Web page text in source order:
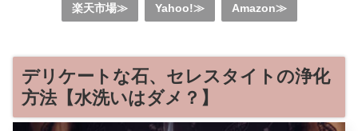
楽天市場≫ Yahoo!≫ Amazon≫
デリケートな石、セレスタイトの浄化
方法【水洗いはダメ？】